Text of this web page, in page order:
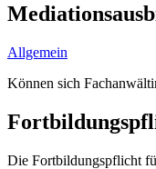
Allgemein
Können sich
Die Fortbildungspflicht